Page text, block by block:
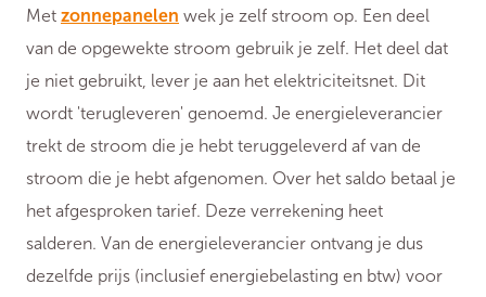
Met zonnepanelen wek je zelf stroom op. Een deel
van de opgewekte stroom gebruik je zelf. Het deel dat
je niet gebruikt, lever je aan het elektriciteitsnet. Dit
wordt 'terugleveren' genoemd. Je energieleverancier
trekt de stroom die je hebt teruggeleverd af van de
stroom die je hebt afgenomen. Over het saldo betaal je
het afgesproken tarief. Deze verrekening heet
salderen. Van de energieleverancier ontvang je dus
dezelfde prijs (inclusief energiebelasting en btw) voor